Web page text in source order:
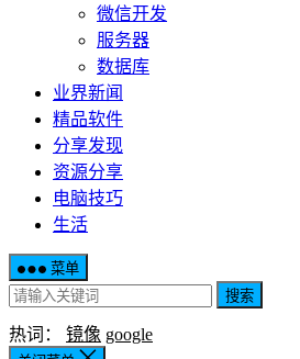
微信开发
服务器
数据库
业界新闻
精品软件
分享发现
资源分享
电脑技巧
生活
菜单
搜索
热词： 镜像 google